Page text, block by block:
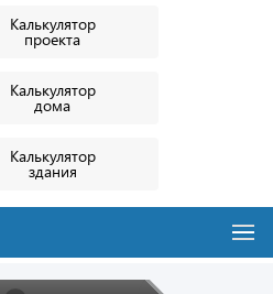
Калькулятор
проекта
Калькулятор
дома
Калькулятор
здания